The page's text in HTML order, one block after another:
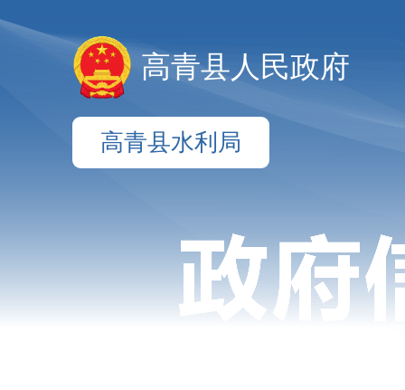
高青县人民政府
高青县水利局